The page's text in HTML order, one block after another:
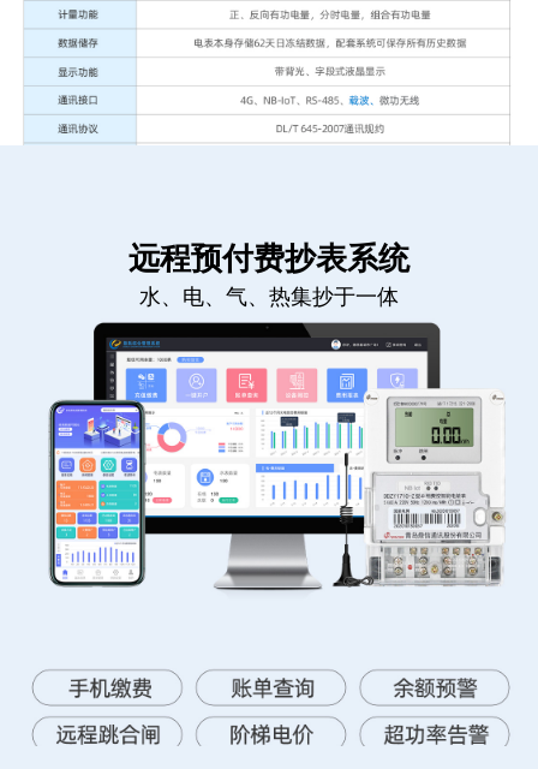
远程预付费抄表系统
水、电、气、热集抄于一体